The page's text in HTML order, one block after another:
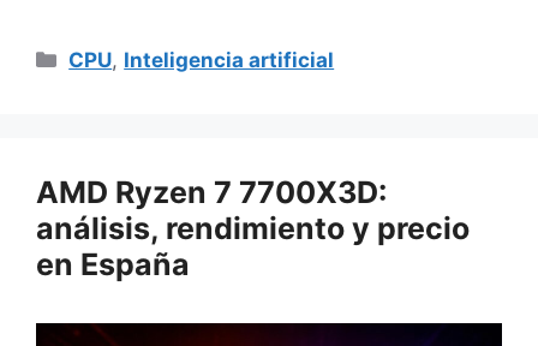
Categorías
CPU, Inteligencia artificial
AMD Ryzen 7 7700X3D:
análisis, rendimiento y precio
en España